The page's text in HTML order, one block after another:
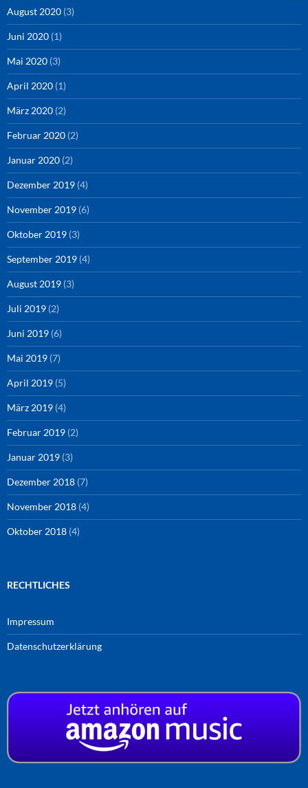
August 2020 (3)
Juni 2020 (1)
Mai 2020 (3)
April 2020 (1)
März 2020 (2)
Februar 2020 (2)
Januar 2020 (2)
Dezember 2019 (4)
November 2019 (6)
Oktober 2019 (3)
September 2019 (4)
August 2019 (3)
Juli 2019 (2)
Juni 2019 (6)
Mai 2019 (7)
April 2019 (5)
März 2019 (4)
Februar 2019 (2)
Januar 2019 (3)
Dezember 2018 (7)
November 2018 (4)
Oktober 2018 (4)
RECHTLICHES
Impressum
Datenschutzerklärung